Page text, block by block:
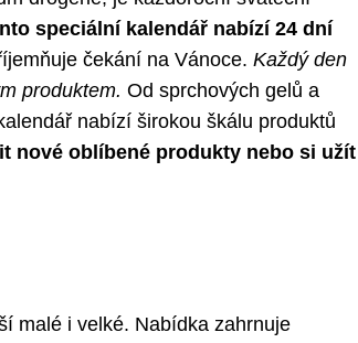
speciální kalendář nabízí 24 dní
čekání na Vánoce. Každý den
produktem. Od sprchových gelů a
nabízí širokou škálu produktů
nové oblíbené produkty nebo si užít
malé i velké. Nabídka zahrnuje